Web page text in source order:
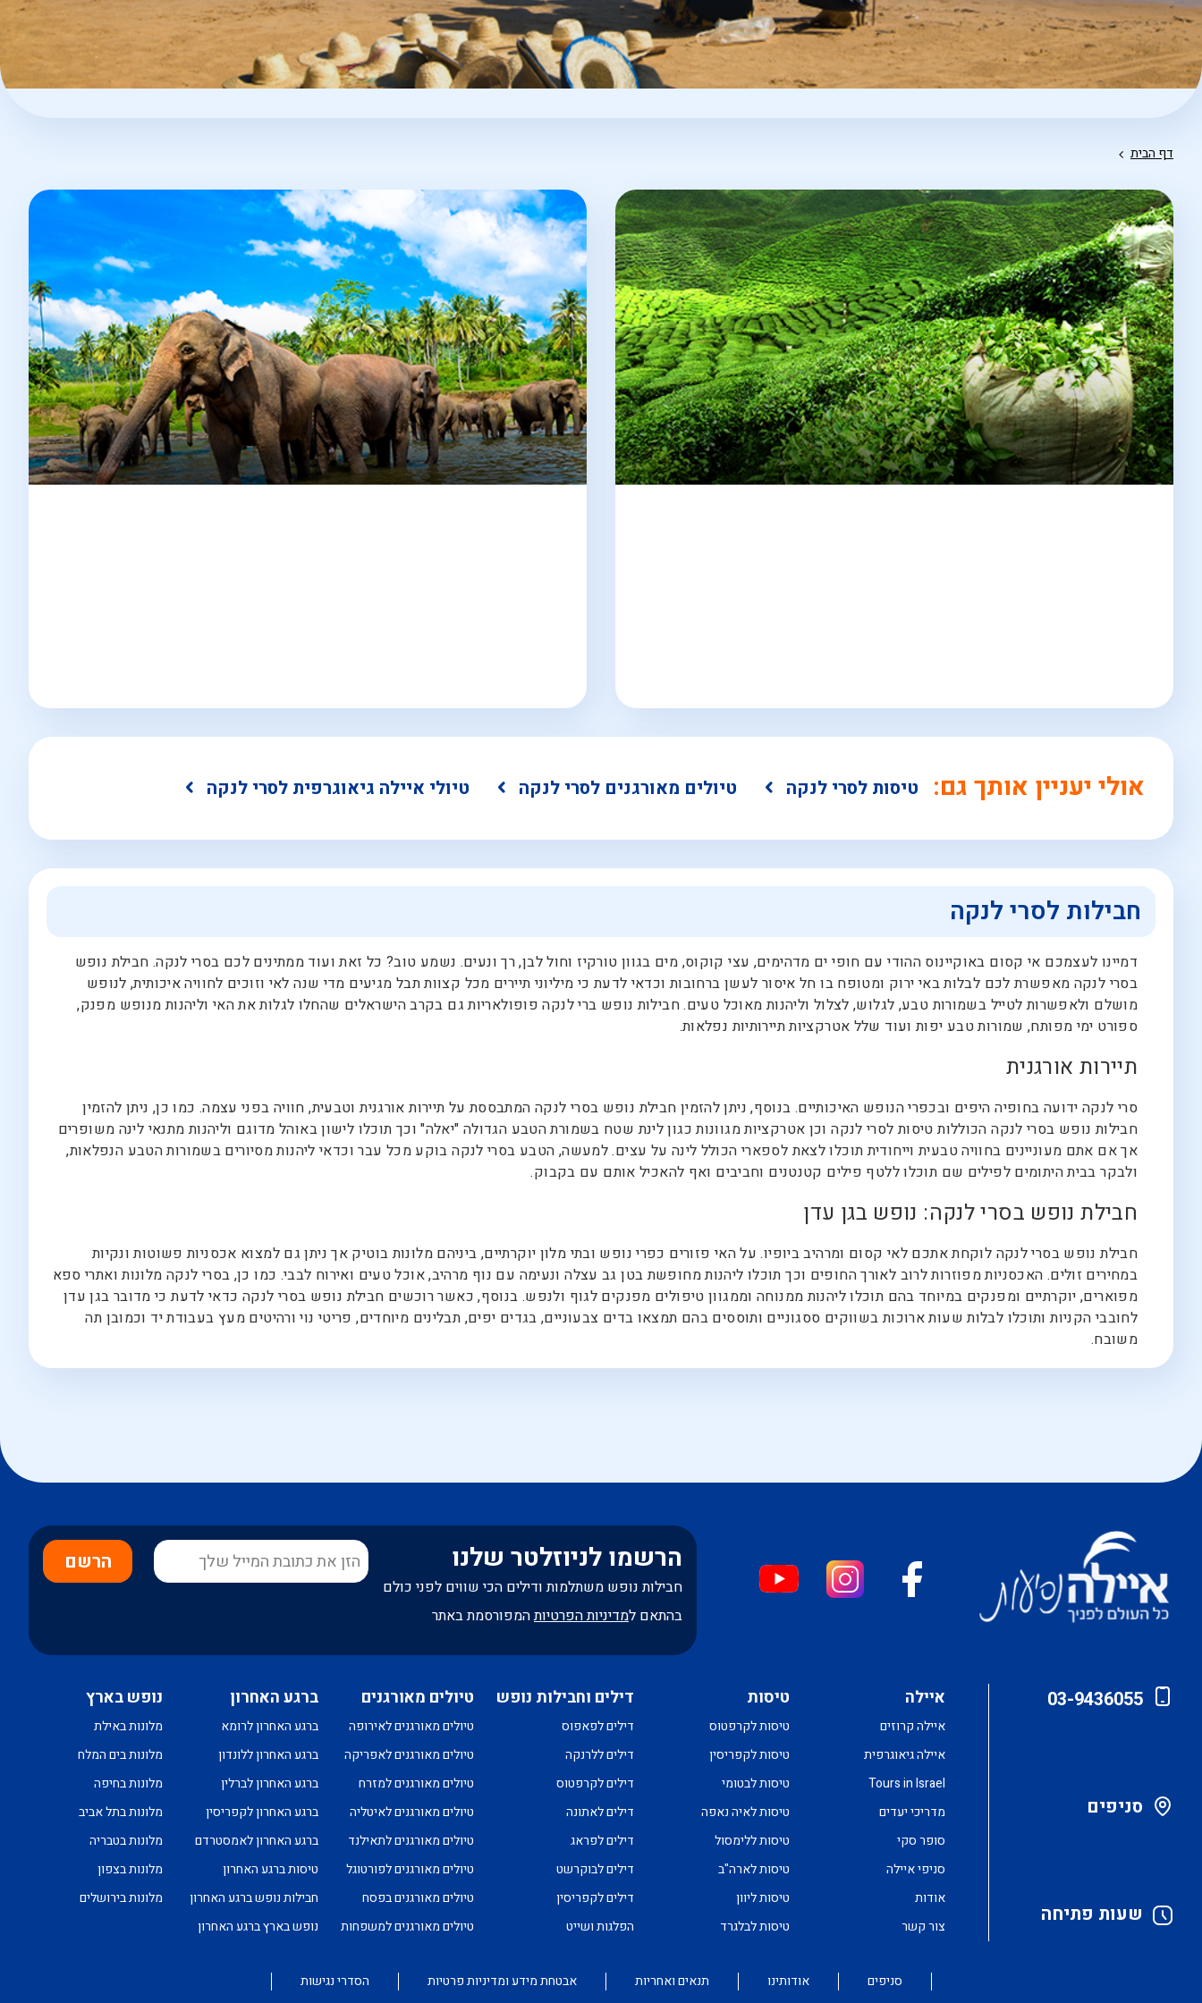
דף הבית
אולי יעניין אותך גם: טיסות לסרי לנקה טיולים מאורגנים לסרי לנקה טיולי איילה גיאוגרפית לסרי לנקה
חבילות לסרי לנקה
דמיינו לעצמכם אי קסום באוקיינוס ההודי עם חופי ים מדהימים, עצי קוקוס, מים בגוון טורקיז וחול לבן, רך ונעים. נשמע טוב? כל זאת ועוד ממתינים לכם בסרי לנקה. חבילת נופש
בסרי לנקה מאפשרת לכם לבלות באי ירוק ומטופח בו חל איסור לעשן ברחובות וכדאי לדעת כי מיליוני תיירים מכל קצוות תבל מגיעים מדי שנה לאי וזוכים לחוויה איכותית, לנופש
מושלם ולאפשרות לטייל בשמורות טבע, לגלוש, לצלול וליהנות מאוכל טעים. חבילות נופש ברי לנקה פופולאריות גם בקרב הישראלים שהחלו לגלות את האי וליהנות מנופש מפנק,
ספורט ימי מפותח, שמורות טבע יפות ועוד שלל אטרקציות תיירותיות נפלאות.
תיירות אורגנית
סרי לנקה ידועה בחופיה היפים ובכפרי הנופש האיכותיים. בנוסף, ניתן להזמין חבילת נופש בסרי לנקה המתבססת על תיירות אורגנית וטבעית, חוויה בפני עצמה. כמו כן, ניתן להזמין
חבילות נופש בסרי לנקה הכוללות טיסות לסרי לנקה וכן אטרקציות מגוונות כגון לינת שטח בשמורת הטבע הגדולה "יאלה" וכך תוכלו לישון באוהל מדוגם וליהנות מתנאי לינה משופרים
אך אם אתם מעוניינים בחוויה טבעית וייחודית תוכלו לצאת לספארי הכולל לינה על עצים. למעשה, הטבע בסרי לנקה בוקע מכל עבר וכדאי ליהנות מסיורים בשמורות הטבע הנפלאות,
ולבקר בבית היתומים לפילים שם תוכלו ללטף פילים קטנטנים וחביבים ואף להאכיל אותם עם בקבוק.
חבילת נופש בסרי לנקה: נופש בגן עדן
חבילת נופש בסרי לנקה לוקחת אתכם לאי קסום ומרהיב ביופיו. על האי פזורים כפרי נופש ובתי מלון יוקרתיים, ביניהם מלונות בוטיק אך ניתן גם למצוא אכסניות פשוטות ונקיות
במחירים זולים. האכסניות מפוזרות לרוב לאורך החופים וכך תוכלו ליהנות מחופשת בטן גב עצלה ונעימה עם נוף מרהיב, אוכל טעים ואירוח לבבי. כמו כן, בסרי לנקה מלונות ואתרי ספא
מפוארים, יוקרתיים ומפנקים במיוחד בהם תוכלו ליהנות ממנוחה וממגוון טיפולים מפנקים לגוף ולנפש. בנוסף, כאשר רוכשים חבילת נופש בסרי לנקה כדאי לדעת כי מדובר בגן עדן
לחובבי הקניות ותוכלו לבלות שעות ארוכות בשווקים ססגוניים ותוססים בהם תמצאו בדים צבעוניים, בגדים יפים, תבלינים מיוחדים, פריטי נוי ורהיטים מעץ בעבודת יד וכמובן תה
משובח.
הרשמו לניוזלטר שלנו
חבילות נופש משתלמות ודילים הכי שווים לפני כולם
בהתאם למדיניות הפרטיותהמפורסמת באתר
הרשם
03-9436055
סניפים
שעות פתיחה
איילה
איילה קרוזים
איילה גיאוגרפית
Tours in Israel
מדריכי יעדים
סופר סקי
סניפי איילה
אודות
צור קשר
טיסות
טיסות לקרפטוס
טיסות לקפריסין
טיסות לבטומי
טיסות לאיה נאפה
טיסות ללימסול
טיסות לארה"ב
טיסות ליוון
טיסות לבלגרד
דילים וחבילות נופש
דילים לפאפוס
דילים ללרנקה
דילים לקרפטוס
דילים לאתונה
דילים לפראג
דילים לבוקרשט
דילים לקפריסין
הפלגות ושייט
טיולים מאורגנים
טיולים מאורגנים לאירופה
טיולים מאורגנים לאפריקה
טיולים מאורגנים למזרח
טיולים מאורגנים לאיטליה
טיולים מאורגנים לתאילנד
טיולים מאורגנים לפורטוגל
טיולים מאורגנים בפסח
טיולים מאורגנים למשפחות
ברגע האחרון
ברגע האחרון לרומא
ברגע האחרון ללונדון
ברגע האחרון לברלין
ברגע האחרון לקפריסין
ברגע האחרון לאמסטרדם
טיסות ברגע האחרון
חבילות נופש ברגע האחרון
נופש בארץ ברגע האחרון
נופש בארץ
מלונות באילת
מלונות בים המלח
מלונות בחיפה
מלונות בתל אביב
מלונות בטבריה
מלונות בצפון
מלונות בירושלים
סניפים אודותינו תנאים ואחריות אבטחת מידע ומדיניות פרטיות הסדרי נגישות